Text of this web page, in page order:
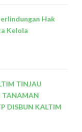
Hak
Kelola
TINJAU
TANAMAN
DISBUN KALTIM